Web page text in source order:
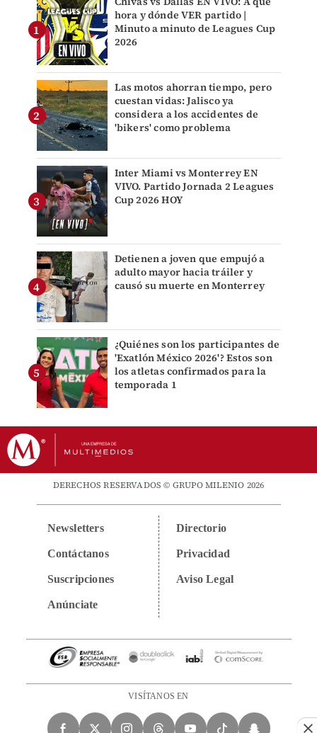
hora y dónde VER partido |
Minuto a minuto de Leagues Cup
2026
Las motos ahorran tiempo, pero
cuestan vidas: Jalisco ya
considera a los accidentes de
'bikers' como problema
Inter Miami vs Monterrey EN
VIVO. Partido Jornada 2 Leagues
Cup 2026 HOY
Detienen a joven que empujó a
adulto mayor hacia tráiler y
causó su muerte en Monterrey
¿Quiénes son los participantes de
'Exatlón México 2026'? Estos son
los atletas confirmados para la
temporada 1
DERECHOS RESERVADOS © GRUPO MILENIO 2026
Newsletters
Contáctanos
Suscripciones
Anúnciate
Directorio
Privacidad
Aviso Legal
VISÍTANOS EN